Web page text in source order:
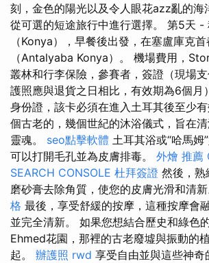
刻，金色的陽光以及令人眼花azz亂的海
從可選的短途旅行中進行選擇。 第5天 -
（Konya），早餐後出發，在塞盧庫克
（Antalyaba Konya）。 機場費用，
叢林和行李保險，參賽者，簽證（現場支
護照應與退貨之日相比，有效期為6個月
身份證，該卡必須在進入土耳其後至少
個古老的，幾個世紀的沐浴儀式，旨在
靈魂。 seo點擊軟體 土耳其浴或“哈馬姆
可以打開毛孔並為皮膚排毒。 外燴 推薦
SEARCH CONSOLE 杜拜簽證 然後，熟
磨砂膏去除角質，使您的皮膚光滑和清新
格 最後，享受舒緩的按摩，這種按摩會
並完全清新。 如果您想結合歷史和綠色
Ehmed花園，那裡的古老廢墟與振動的
起。 辦護照 rwd 享受自由並與這些神奇